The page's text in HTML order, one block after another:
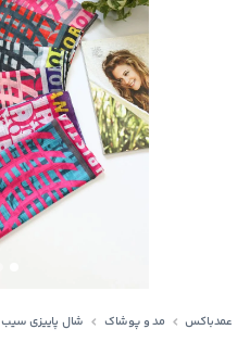
عمدباکس مد و پوشاک شال پاییزی سیب